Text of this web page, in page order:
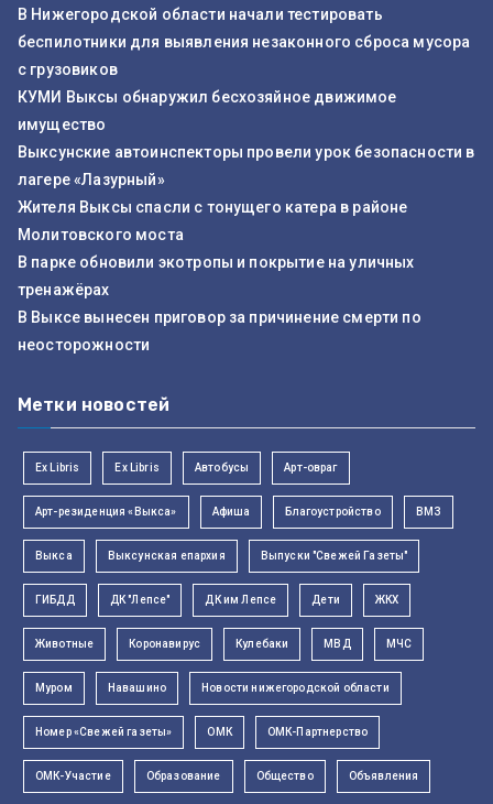
В Нижегородской области начали тестировать
беспилотники для выявления незаконного сброса мусора
с грузовиков
КУМИ Выксы обнаружил бесхозяйное движимое
имущество
Выксунские автоинспекторы провели урок безопасности в
лагере «Лазурный»
Жителя Выксы спасли с тонущего катера в районе
Молитовского моста
В парке обновили экотропы и покрытие на уличных
тренажёрах
В Выксе вынесен приговор за причинение смерти по
неосторожности
Метки новостей
Ex Libris Ex Libris Автобусы Арт-овраг
Арт-резиденция «Выкса» Афиша Благоустройство ВМЗ
Выкса Выксунская епархия Выпуски "Свежей Газеты"
ГИБДД ДК "Лепсе" ДК им Лепсе Дети ЖКХ
Животные Коронавирус Кулебаки МВД МЧС
Муром Навашино Новости нижегородской области
Номер «Свежей газеты» ОМК ОМК-Партнерство
ОМК-Участие Образование Общество Объявления